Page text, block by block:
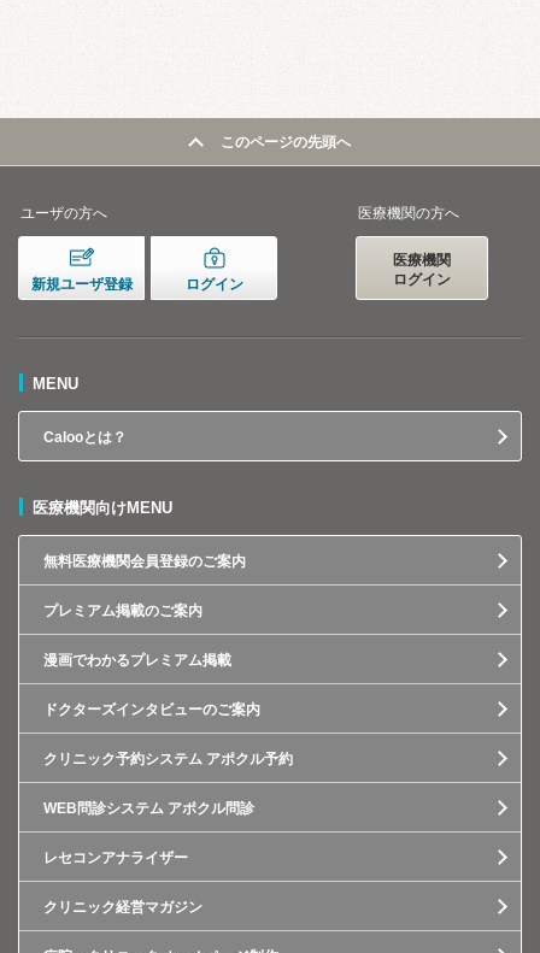
このページの先頭へ
ユーザの方へ
新規ユーザ登録 ログイン
医療機関の方へ
医療機関
ログイン
MENU
Calooとは？
医療機関向けMENU
無料医療機関会員登録のご案内
プレミアム掲載のご案内
漫画でわかるプレミアム掲載
ドクターズインタビューのご案内
クリニック予約システム アポクル予約
WEB問診システム アポクル問診
レセコンアナライザー
クリニック経営マガジン